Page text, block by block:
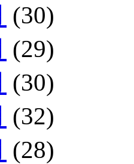
(30)
(29)
(30)
(32)
(28)